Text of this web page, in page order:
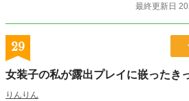
最終更新日
29
女装子の私が露出プレイに嵌ったき
りんりん